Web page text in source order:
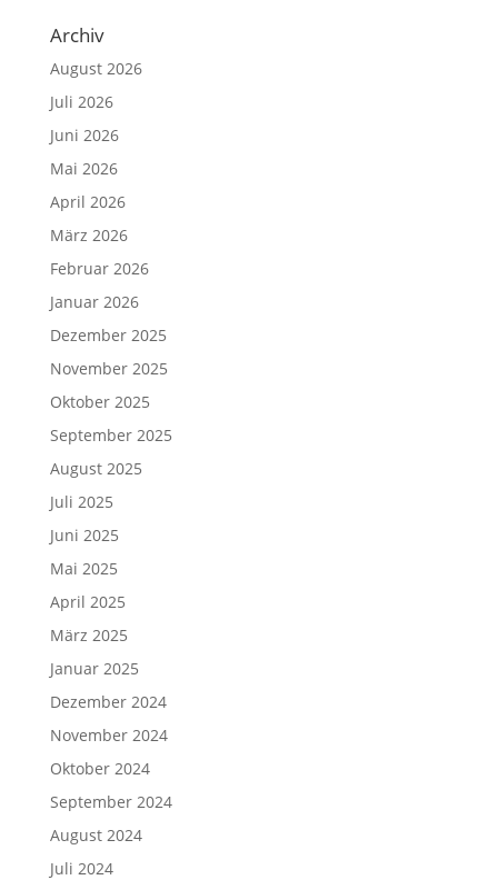
Archiv
August 2026
Juli 2026
Juni 2026
Mai 2026
April 2026
März 2026
Februar 2026
Januar 2026
Dezember 2025
November 2025
Oktober 2025
September 2025
August 2025
Juli 2025
Juni 2025
Mai 2025
April 2025
März 2025
Januar 2025
Dezember 2024
November 2024
Oktober 2024
September 2024
August 2024
Juli 2024